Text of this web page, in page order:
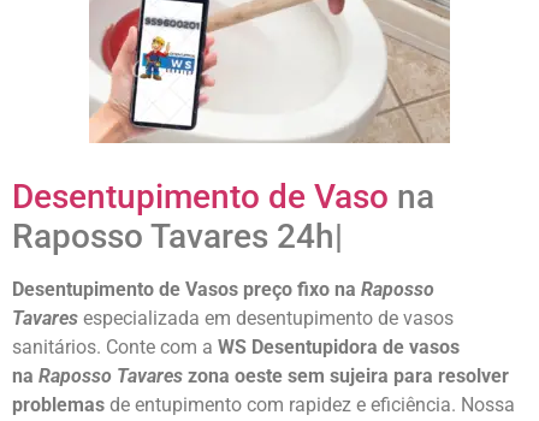
Desentupimento de Vaso na
Raposso Tavares 24h|
Desentupimento de Vasos preço fixo na Raposso
Tavares especializada em desentupimento de vasos
sanitários. Conte com a WS Desentupidora de vasos
na Raposso Tavares zona oeste sem sujeira para resolver
problemas de entupimento com rapidez e eficiência. Nossa